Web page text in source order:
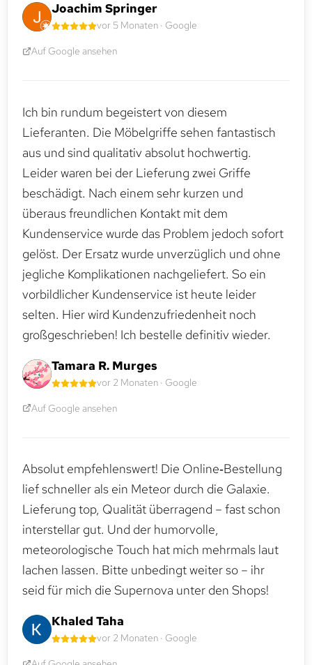
Joachim Springer
vor 5 Monaten · Google
Auf Google ansehen
Ich bin rundum begeistert von diesem
Lieferanten. Die Möbelgriffe sehen fantastisch
aus und sind qualitativ absolut hochwertig.
Leider waren bei der Lieferung zwei Griffe
beschädigt. Nach einem sehr kurzen und
überaus freundlichen Kontakt mit dem
Kundenservice wurde das Problem jedoch sofort
gelöst. Der Ersatz wurde unverzüglich und ohne
jegliche Komplikationen nachgeliefert. So ein
vorbildlicher Kundenservice ist heute leider
selten. Hier wird Kundenzufriedenheit noch
großgeschrieben! Ich bestelle definitiv wieder.
Tamara R. Murges
vor 2 Monaten · Google
Auf Google ansehen
Absolut empfehlenswert! Die Online‑Bestellung
lief schneller als ein Meteor durch die Galaxie.
Lieferung top, Qualität überragend – fast schon
interstellar gut. Und der humorvolle,
meteorologische Touch hat mich mehrmals laut
lachen lassen. Bitte unbedingt weiter so – ihr
seid für mich die Supernova unter den Shops!
Khaled Taha
vor 2 Monaten · Google